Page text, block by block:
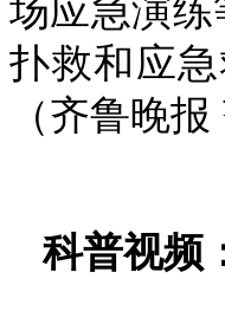
场应急演
扑救和应
（齐鲁晚报
科普视频